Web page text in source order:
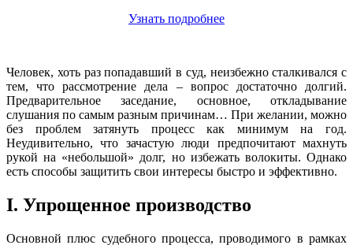
Узнать подробнее
Человек, хоть раз попадавший в суд, неизбежно сталкивался с
тем, что рассмотрение дела – вопрос достаточно долгий.
Предварительное заседание, основное, откладывание
слушания по самым разным причинам… При желании, можно
без проблем затянуть процесс как минимум на год.
Неудивительно, что зачастую люди предпочитают махнуть
рукой на «небольшой» долг, но избежать волокиты. Однако
есть способы защитить свои интересы быстро и эффективно.
I. Упрощенное производство
Основной плюс судебного процесса, проводимого в рамках